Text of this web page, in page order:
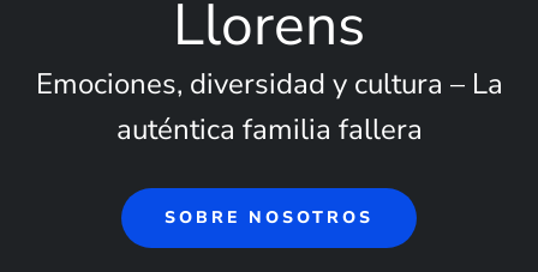
Llorens
Emociones, diversidad y cultura – La
auténtica familia fallera
SOBRE NOSOTROS